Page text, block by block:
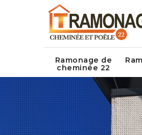
Ramonage de
cheminée 22